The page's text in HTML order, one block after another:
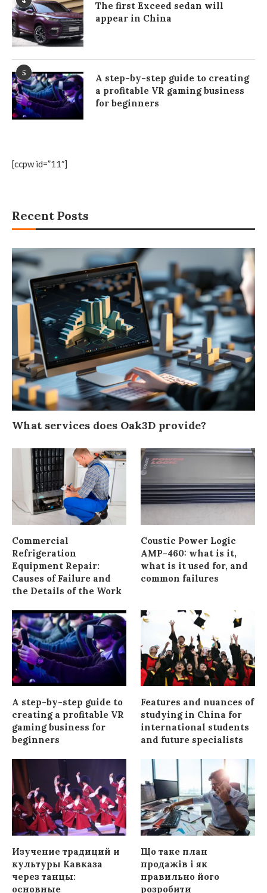
[ccpw id=”11″]
Recent Posts
What services does Oak3D provide?
Commercial
Refrigeration
Equipment Repair:
Causes of Failure and
the Details of the Work
Coustic Power Logic
AMP-460: what is it,
what is it used for, and
common failures
A step-by-step guide to
creating a profitable VR
gaming business for
beginners
Features and nuances of
studying in China for
international students
and future specialists
Изучение традиций и
культуры Кавказа
через танцы:
основные
Що таке план
продажів і як
правильно його
розробити
The first Exceed sedan will
appear in China
5
A step-by-step guide to creating
a profitable VR gaming business
for beginners